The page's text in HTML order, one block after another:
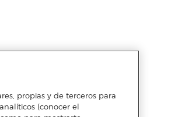
propias y de terceros para
(conocer el